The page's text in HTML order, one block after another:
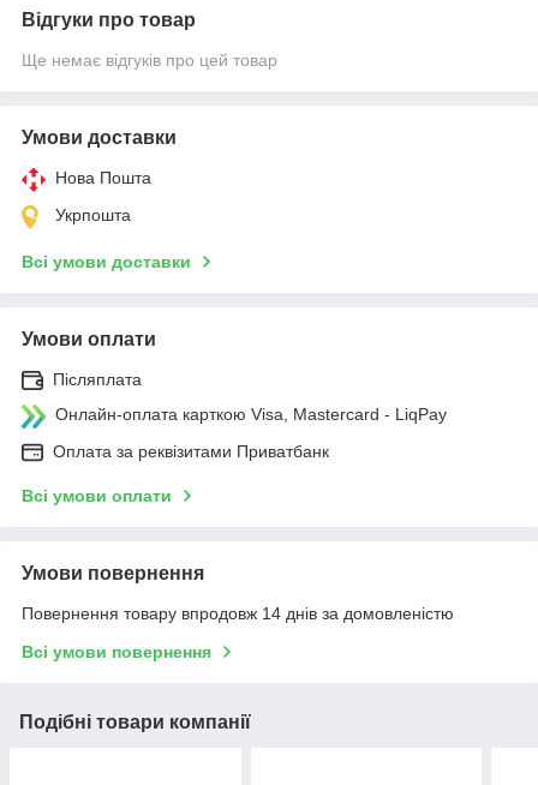
Відгуки про товар
Ще немає відгуків про цей товар
Умови доставки
Нова Пошта
Укрпошта
Всі умови доставки
Умови оплати
Післяплата
Онлайн-оплата карткою Visa, Mastercard - LiqPay
Оплата за реквізитами Приватбанк
Всі умови оплати
Умови повернення
Повернення товару впродовж 14 днів за домовленістю
Всі умови повернення
Подібні товари компанії